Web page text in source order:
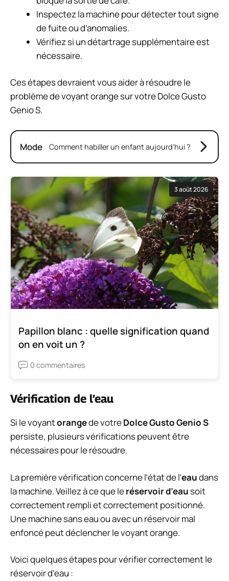
Inspectez la machine pour détecter tout signe
de fuite ou d’anomalies.
Vérifiez si un détartrage supplémentaire est
nécessaire.
Ces étapes devraient vous aider à résoudre le
problème de voyant orange sur votre Dolce Gusto
Genio S.
Mode Comment habiller un enfant aujourd’hui ?
3 août 2026
Papillon blanc : quelle signification quand
on en voit un ?
0 commentaires
Vérification de l’eau
Si le voyantorangede votreDolce Gusto Genio S
persiste, plusieurs vérifications peuvent être
nécessaires pour le résoudre.
La première vérification concerne l’état de l’eaudans
la machine. Veillez à ce que leréservoir d’eausoit
correctement rempli et correctement positionné.
Une machine sans eau ou avec un réservoir mal
enfoncé peut déclencher le voyant orange.
Voici quelques étapes pour vérifier correctement le
réservoir d’eau :